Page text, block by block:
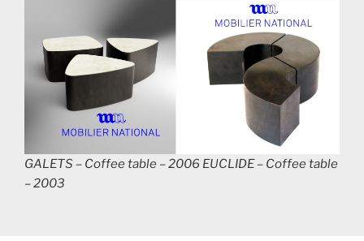
GALETS – Coffee table – 2006 EUCLIDE – Coffee table
– 2003